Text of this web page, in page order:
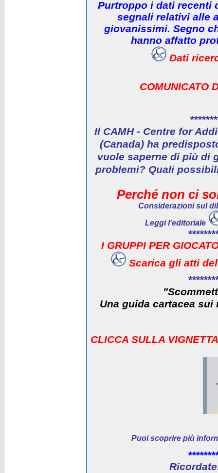
Purtroppo i dati recenti
segnali relativi alle
giovanissimi. Segno
hanno affatto
Dati
COMUNICATO
Il CAMH - Centre for
(Canada) ha
vuole saperne di più di
problemi? Quali
Perché non ci
Considerazioni sul
Leggi l'editoriale
I GRUPPI PER
Scarica gli atti
Una guida cartacea
CLICCA SULLA
Puoi scoprire più